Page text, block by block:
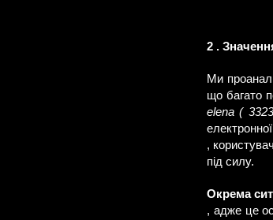
2 .
Ми
що багато
elena (
,
під силу.
Окрема
, адже це